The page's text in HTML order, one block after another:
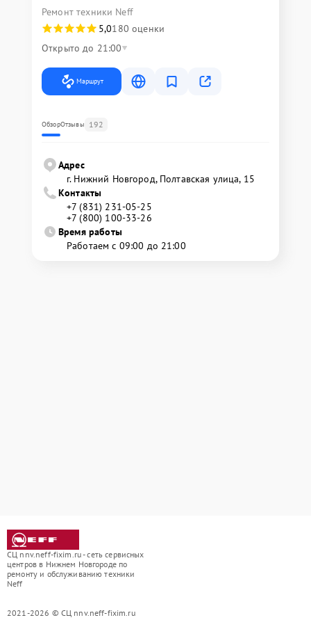
Ремонт техники Neff
5,0180 оценки
Открыто до 21:00
Маршрут
ОбзорОтзывы 192
Адрес
г. Нижний Новгород, Полтавская улица, 15
Контакты
+7 (831) 231-05-25
+7 (800) 100-33-26
Время работы
Работаем с 09:00 до 21:00
СЦ nnv.neff-fixim.ru - сеть сервисных
центров в Нижнем Новгороде по
ремонту и обслуживанию техники
Neff
2021-2026 © СЦ nnv.neff-fixim.ru